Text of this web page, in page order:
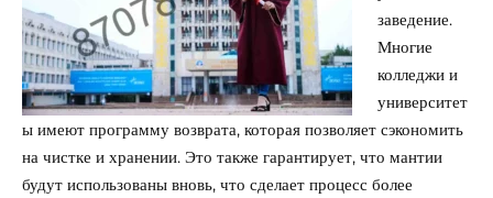
заведение.
Многие
колледжи и
университет
ы имеют программу возврата, которая позволяет сэкономить
на чистке и хранении. Это также гарантирует, что мантии
будут использованы вновь, что сделает процесс более